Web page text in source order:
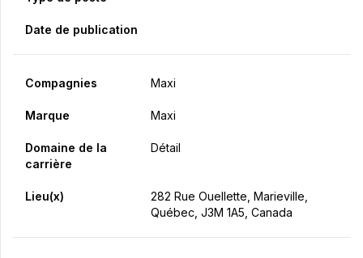
Date de publication
Compagnies Maxi
Marque Maxi
Domaine de la
carrière
Détail
Lieu(x)
282 Rue Ouellette, Marieville,
Québec, J3M 1A5, Canada